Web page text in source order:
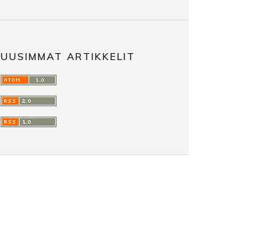
UUSIMMAT ARTIKKELIT